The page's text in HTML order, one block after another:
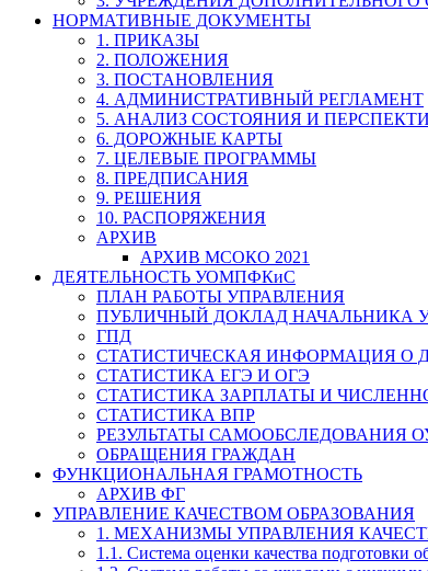
НОРМАТИВНЫЕ ДОКУМЕНТЫ
1. ПРИКАЗЫ
2. ПОЛОЖЕНИЯ
3. ПОСТАНОВЛЕНИЯ
4. АДМИНИСТРАТИВНЫЙ РЕГЛАМЕНТ
5. АНАЛИЗ СОСТОЯНИЯ И
6. ДОРОЖНЫЕ КАРТЫ
7. ЦЕЛЕВЫЕ ПРОГРАММЫ
8. ПРЕДПИСАНИЯ
9. РЕШЕНИЯ
10. РАСПОРЯЖЕНИЯ
АРХИВ
АРХИВ МСОКО 2021
ДЕЯТЕЛЬНОСТЬ УОМПФКиС
ПЛАН РАБОТЫ УПРАВЛЕНИЯ
ПУБЛИЧНЫЙ ДОКЛАД НАЧАЛЬНИКА
ГПД
СТАТИСТИЧЕСКАЯ ИНФОРМАЦИЯ О
СТАТИСТИКА ЕГЭ И ОГЭ
СТАТИСТИКА ЗАРПЛАТЫ И
СТАТИСТИКА ВПР
РЕЗУЛЬТАТЫ САМООБСЛЕДОВАНИЯ
ОБРАЩЕНИЯ ГРАЖДАН
ФУНКЦИОНАЛЬНАЯ ГРАМОТНОСТЬ
АРХИВ ФГ
УПРАВЛЕНИЕ КАЧЕСТВОМ ОБРАЗОВАНИЯ
1. МЕХАНИЗМЫ УПРАВЛЕНИЯ
1.1. Система оценки качества подготовки